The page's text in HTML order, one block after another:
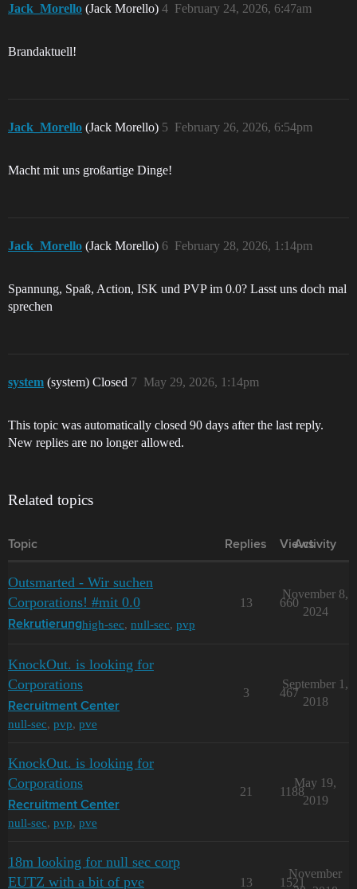
Jack_Morello (Jack Morello) February 24, 2026, 6:47am
4
Brandaktuell!
Jack_Morello (Jack Morello) February 26, 2026, 6:54pm
5
Macht mit uns großartige Dinge!
Jack_Morello (Jack Morello) February 28, 2026, 1:14pm
6
Spannung, Spaß, Action, ISK und PVP im 0.0? Lasst uns doch mal
sprechen
system (system) Closed May 29, 2026, 1:14pm
7
This topic was automatically closed 90 days after the last reply.
New replies are no longer allowed.
Related topics
Topic Replies Views
Activity
Outsmarted - Wir suchen
Corporations! #mit 0.0
Rekrutierunghigh-sec, null-sec, pvp
13 660
November 8,
2024
KnockOut. is looking for
Corporations
Recruitment Center
null-sec, pvp, pve
3 467
September 1,
2018
KnockOut. is looking for
Corporations
Recruitment Center
null-sec, pvp, pve
21 1188
May 19,
2019
18m looking for null sec corp
EUTZ with a bit of pve
13 1521
November